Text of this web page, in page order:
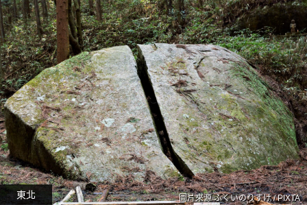
圖片來源 ふくいのりすけ / PIXTA
東北